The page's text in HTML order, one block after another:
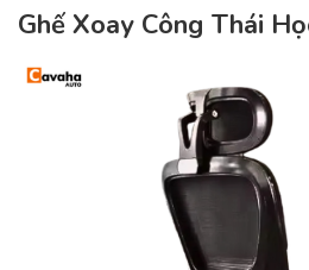
Ghế Xoay Công Thái